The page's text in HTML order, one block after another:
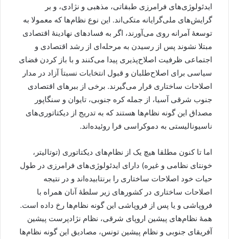
ایدئولوژی‌های فرامرزی طبقاتی، مذهبی و نژادی، و بر
گرایش‌های ملی‌گرایانه متکی‌اند. این نوع نظام‌ها که معمولا به
توسعۀ آمرانه روی می‌آورند، اگر به فسادهای نهادینۀ اقتصادی
مبتلا نشوند پس از رسیدن به مرحله‌ای از رشد اقتصادی و
اجتماعی ظرفیت اصلاح‌پذیری پیدا می‌کنند و با باز کردن فضای
سیاسی برای اصلاح‌طلبان و قبول انتخابات نسبتاَ آزاد در مدار
اصلاحات ساختاری قرار می‌گیرند. برخی از ببرهای اقتصادی
جنوب شرقی آسیا، از جمله کره جنوبی، تایوان و سنگاپور
مصداق این گونه نظام‌ها هستند که به تدریج از دیکتاتوری‌های
ناسیونالیستی به دموکراسی فرا روئیده‌اند.
اما تا کنون مطلقا هیچ یک از نظام‌های دیکتاتوری (توتالیتر،
خونتای نظامی و غیره) دارای ایدئولوژی‌های فرامرزی در طول
حیات خود اصلاحات ساختاری را برنتابیده‌اند و در نتیجه
اصلاحات ساختاری در کشورهای زیر سلطۀ آنان همراه با
فروپاشی و یا پس از فروپاشی این گونه نظام‌ها رخ داده است.
همۀ نظام‌های پیشین اروپای شرقی، نظام نژادپرست پیشین
آفریقای جنوبی و نظام پیشین تونس، مصادیق این گونه نظام‌ها